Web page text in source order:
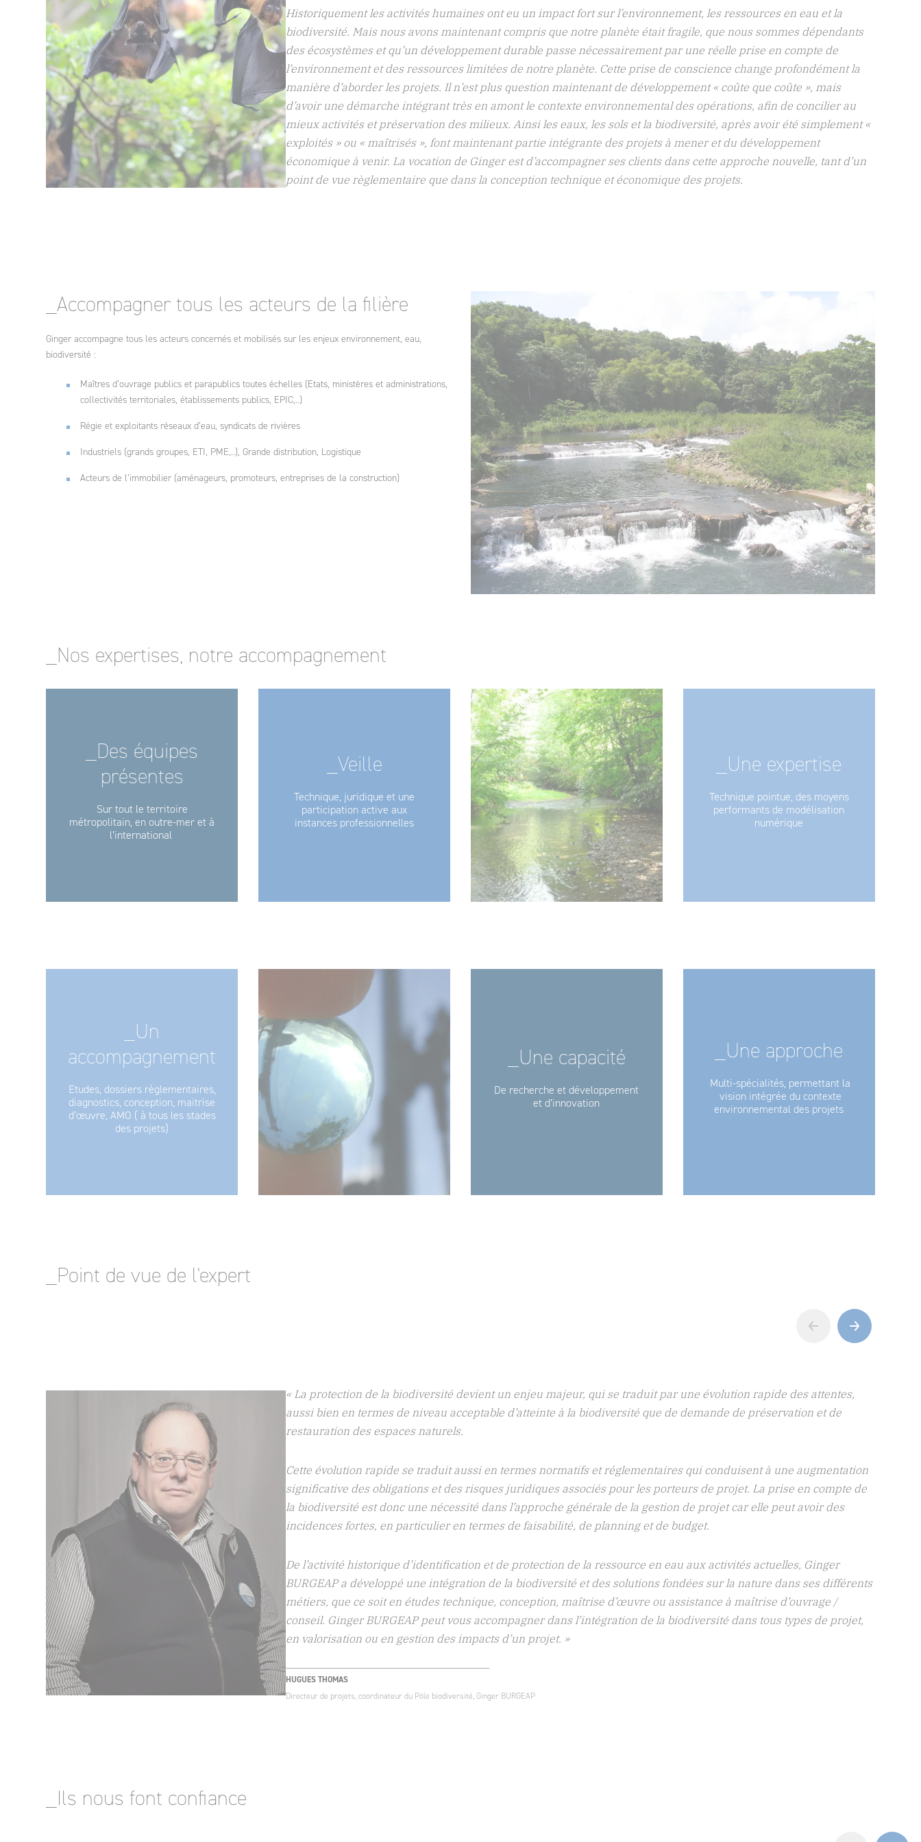
_Audace, innovation,
mouvement
Les enjeux du monde, hier comme aujourd’hui,
comme le réchauffement, l’eau, les déchets, la
surpopulation poussent le groupe à se questionner, à
adapter les solutions en conséquence, à profiter des
retours d'expérience pour continuer à progresser.
En savoir plus sur notre politique RSE
Historiquement les activités humaines ont eu un impact fort sur l’environnement, les ressources en eau et la
biodiversité. Mais nous avons maintenant compris que notre planète était fragile, que nous sommes dépendants
des écosystèmes et qu’un développement durable passe nécessairement par une réelle prise en compte de
l’environnement et des ressources limitées de notre planète. Cette prise de conscience change profondément la
manière d’aborder les projets. Il n’est plus question maintenant de développement « coûte que coûte », mais
d’avoir une démarche intégrant très en amont le contexte environnemental des opérations, afin de concilier au
mieux activités et préservation des milieux. Ainsi les eaux, les sols et la biodiversité, après avoir été simplement «
exploités » ou « maîtrisés », font maintenant partie intégrante des projets à mener et du développement
économique à venir. La vocation de Ginger est d’accompagner ses clients dans cette approche nouvelle, tant d’un
point de vue règlementaire que dans la conception technique et économique des projets.
_Accompagner tous les acteurs de la filière
Ginger accompagne tous les acteurs concernés et mobilisés sur les enjeux environnement, eau,
biodiversité :
Maîtres d’ouvrage publics et parapublics toutes échelles (Etats, ministères et administrations,
collectivités territoriales, établissements publics, EPIC,..)
Régie et exploitants réseaux d’eau, syndicats de rivières
Industriels (grands groupes, ETI, PME,..), Grande distribution, Logistique
Acteurs de l’immobilier (aménageurs, promoteurs, entreprises de la construction)
_Nos expertises, notre accompagnement
_Des équipes
présentes
Sur tout le territoire
métropolitain, en outre-mer et à
l’international
_Veille
Technique, juridique et une
participation active aux
instances professionnelles
_Une expertise
Technique pointue, des moyens
performants de modélisation
numérique
_Un
accompagnement
Etudes, dossiers règlementaires,
diagnostics, conception, maitrise
d’œuvre, AMO ( à tous les stades
des projets)
_Une capacité
De recherche et développement
et d’innovation
_Une approche
Multi-spécialités, permettant la
vision intégrée du contexte
environnemental des projets
_Point de vue de l'expert
« La préservation des milieux naturels et des ressources en eau est une priorité pour Ginger BURGEAP depuis
plus de 75 ans : fort de nos équipes d’ingénieurs nous apportons des solutions aux diverses problématiques en
considérant le lien étroit entre eaux superficielles et eaux souterraines, quantité et qualité des eaux et milieux
Nos équipes d’ingénieurs hydrauliciens, hydrogéologues, agronomes interviennent sur des domaines variés,
pour des maîtrises d’ouvrages publiques et clientèles privées (industriels, acteurs de l’immobilier, aménageurs,
etc.) : eaux et milieux naturels, gestion patrimoniale de la ressource en eau et des champs captants, gestion du
restauration de cours d’eau à l’échelle de tronçons ou de bassins versant, hydrobiologie et zones humides.
Cette polyvalence et pluridisciplinarité, dans un contexte de changement climatique nécessitant de plus en plus
une vision globale des problématiques, nous confèrent une agilité pour traiter les besoins d’étude amont ou de
conception détaillée, jusqu’à la maîtrise d’œuvre des travaux et la rédaction de dossiers réglementaires. »
JEAN-MARIE LE COËNT
Responsable du métier Eau, Ginger BURGEAP
‹ ›
_Ils nous font confiance